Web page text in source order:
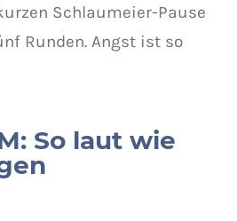
Schlaumeier-Pause
Runden. Angst ist so
So laut wie